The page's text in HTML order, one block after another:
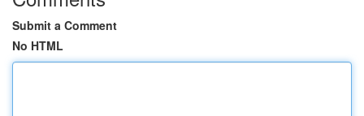
Submit a Comment
No HTML